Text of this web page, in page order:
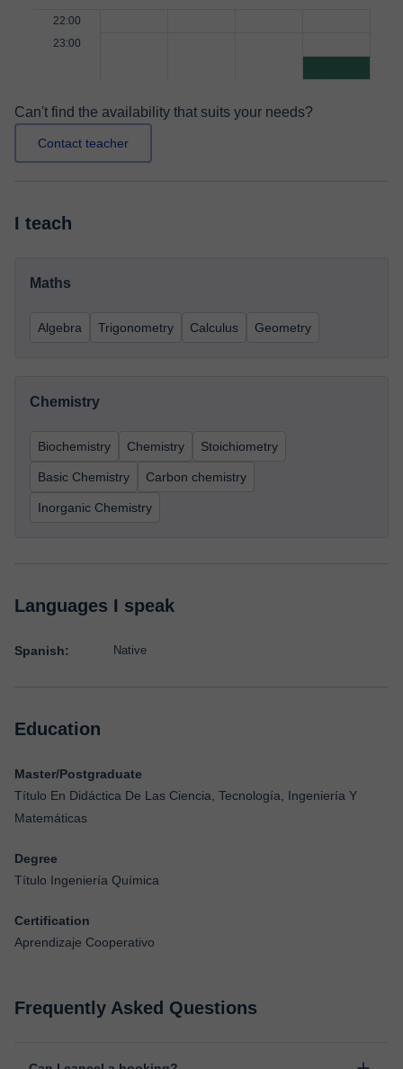
22:00
23:00
Can't find the availability that suits your needs?
Contact teacher
I teach
Maths
Algebra Trigonometry Calculus Geometry
Chemistry
Biochemistry Chemistry Stoichiometry
Basic Chemistry Carbon chemistry
Inorganic Chemistry
Languages I speak
Spanish: Native
Education
Master/Postgraduate
Título En Didáctica De Las Ciencia, Tecnología, Ingeniería Y
Matemáticas
Degree
Título Ingeniería Química
Certification
Aprendizaje Cooperativo
Frequently Asked Questions